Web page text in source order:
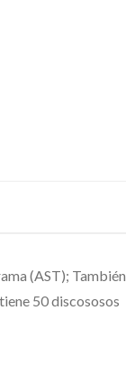
(AST); También
50 discososos